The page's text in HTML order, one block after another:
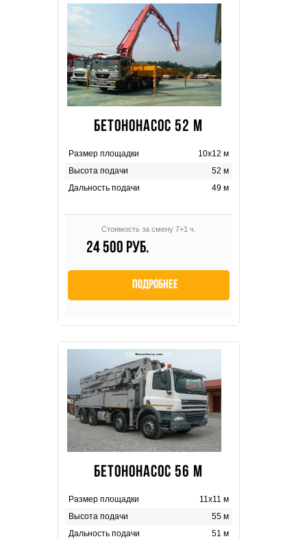
БЕТОНОНАСОС 52 М
Размер площадки
10х12 м
Высота подачи
52 м
Дальность подачи
49 м
Стоимость за смену 7+1 ч.
24 500 руб.
Подробнее
БЕТОНОНАСОС 56 М
Размер площадки
11х11 м
Высота подачи
55 м
Дальность подачи
51 м